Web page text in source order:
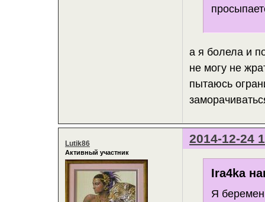
а я болела и
не могу не
пытаюсь
2014-12-24
Lutik86
Активный участник
Ira4ka
Я